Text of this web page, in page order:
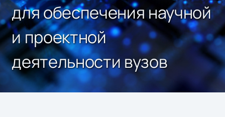
для обеспечения научной
и проектной
деятельности вузов